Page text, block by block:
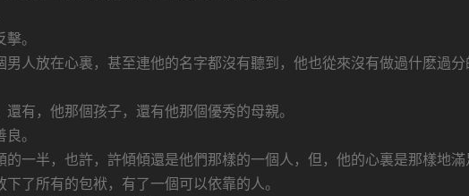
。
人放在心裏，甚至連他的名字都沒有聽到，他也從來沒有做過什麽過分
有，他那個孩子，還有他那個優秀的母親。
。
一半，也許，許傾傾還是他們那樣的一個人，但，他的心裏是那樣地滿
了所有的包袱，有了一個可以依靠的人。